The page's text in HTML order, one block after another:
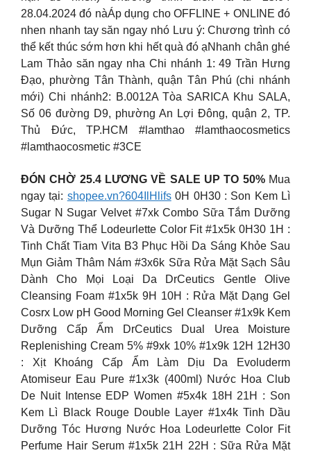
28.04.2024 đó nàÁp dụng cho OFFLINE + ONLINE đó
nhen nhanh tay săn ngay nhó Lưu ý: Chương trình có
thể kết thúc sớm hơn khi hết quà đó ạNhanh chân ghé
Lam Thảo săn ngay nha Chi nhánh 1: 49 Trần Hưng
Đạo, phường Tân Thành, quận Tân Phú (chi nhánh
mới) Chi nhánh2: B.0012A Tòa SARICA Khu SALA,
Số 06 đường D9, phường An Lợi Đông, quận 2, TP.
Thủ Đức, TP.HCM #lamthao #lamthaocosmetics
#lamthaocosmetic #3CE
ĐÓN CHỜ 25.4 LƯƠNG VỀ SALE UP TO 50%Mua
ngay tại: shopee.vn?604IlHlifs0H 0H30 : Son Kem Lì
Sugar N Sugar Velvet #7xk Combo Sữa Tắm Dưỡng
Và Dưỡng Thể Lodeurlette Color Fit #1x5k 0H30 1H :
Tinh Chất Tiam Vita B3 Phục Hồi Da Sáng Khỏe Sau
Mụn Giảm Thâm Nám #3x6k Sữa Rửa Mặt Sạch Sâu
Dành Cho Mọi Loại Da DrCeutics Gentle Olive
Cleansing Foam #1x5k 9H 10H : Rửa Mặt Dạng Gel
Cosrx Low pH Good Morning Gel Cleanser #1x9k Kem
Dưỡng Cấp Ẩm DrCeutics Dual Urea Moisture
Replenishing Cream 5% #9xk 10% #1x9k 12H 12H30
: Xịt Khoáng Cấp Ẩm Làm Dịu Da Evoluderm
Atomiseur Eau Pure #1x3k (400ml) Nước Hoa Club
De Nuit Intense EDP Women #5x4k 18H 21H : Son
Kem Lì Black Rouge Double Layer #1x4k Tinh Dầu
Dưỡng Tóc Hương Nước Hoa Lodeurlette Color Fit
Perfume Hair Serum #1x5k 21H 22H : Sữa Rửa Mặt